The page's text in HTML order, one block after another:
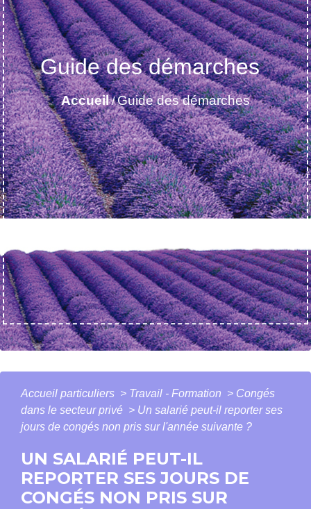
Guide des démarches
Accueil/Guide des démarches
Accueil particuliers > Travail - Formation > Congés
dans le secteur privé > Un salarié peut-il reporter ses
jours de congés non pris sur l'année suivante ?
UN SALARIÉ PEUT-IL
REPORTER SES JOURS DE
CONGÉS NON PRIS SUR